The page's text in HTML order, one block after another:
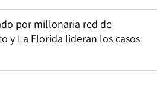
por millonaria red de
y La Florida lideran los casos